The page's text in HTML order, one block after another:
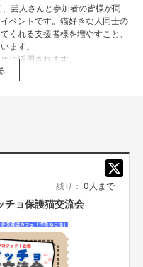
芸人さんと参加者の皆様が同
ベントです。猫好きな人同士の
くれる支援者様を増やすこと、
ます。
に活用されます。
残り： 0人まで
チョ保護猫交流会